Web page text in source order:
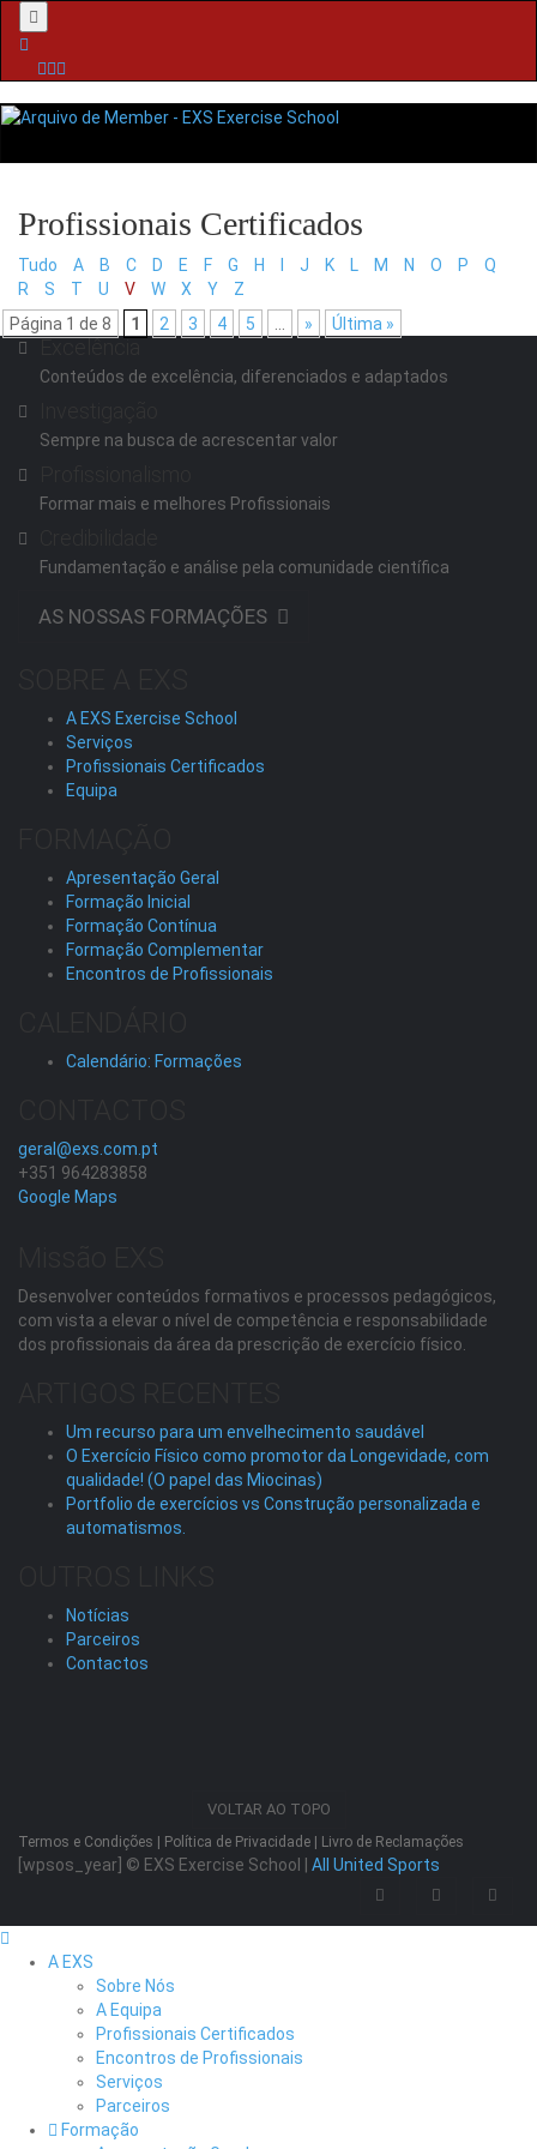
Menu
Tudo A B C D E F G H J K L M N O P
Q
R
S T U V W X Y
Z
Página 1 de 8
1 2 3 4 5 » Última »
Conteúdos de excelência, diferenciados e adaptados
Sempre na busca de acrescentar valor
Formar mais e melhores Profissionais
Fundamentação e análise pela comunidade científica
AS NOSSAS FORMAÇÕES
A EXS Exercise School
Serviços
Profissionais Certificados
Equipa
Apresentação Geral
Formação Inicial
Formação Contínua
Formação Complementar
Encontros de Profissionais
Calendário: Formações
geral@exs.com.pt
+351 964283858
Google Maps
Desenvolver conteúdos formativos e processos pedagógicos,
com vista a elevar o nível de competência e responsabilidade
dos profissionais da área da prescrição de exercício físico.
Um recurso para um envelhecimento saudável
O Exercício Físico como promotor da Longevidade, com
qualidade! (O papel das Miocinas)
Portfolio de exercícios vs Construção personalizada e
automatismos.
Notícias
Parceiros
Contactos
VOLTAR AO TOPO
Termos e Condições Política de Privacidade Livro de Reclamações
[wpsos_year] © EXS Exercise School | All United Sports
A EXS
Sobre Nós
A Equipa
Profissionais Certificados
Encontros de Profissionais
Serviços
Parceiros
Formação